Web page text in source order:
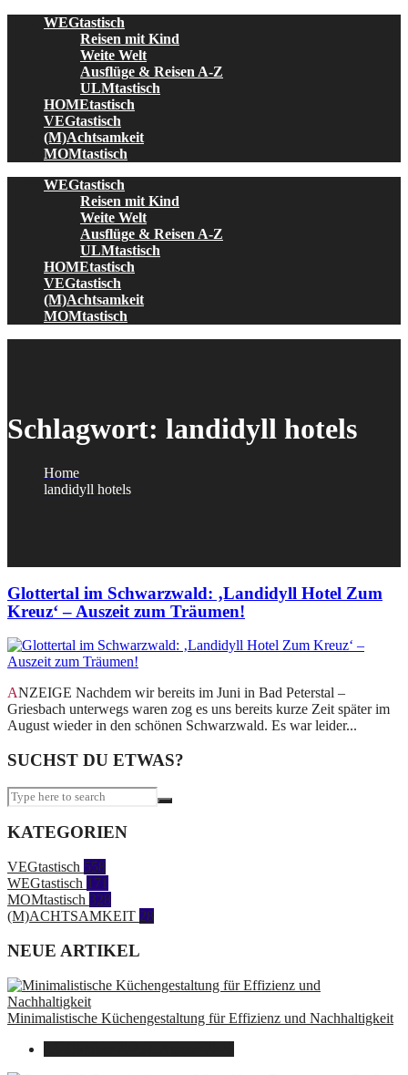
WEGtastisch
Reisen mit Kind
Weite Welt
Ausflüge & Reisen A-Z
ULMtastisch
HOMEtastisch
VEGtastisch
(M)Achtsamkeit
MOMtastisch
WEGtastisch
Reisen mit Kind
Weite Welt
Ausflüge & Reisen A-Z
ULMtastisch
HOMEtastisch
VEGtastisch
(M)Achtsamkeit
MOMtastisch
Schlagwort: landidyll hotels
Home
landidyll hotels
Glottertal im Schwarzwald: ‚Landidyll Hotel Zum
Kreuz‘ – Auszeit zum Träumen!
ANZEIGE Nachdem wir bereits im Juni in Bad Peterstal –
Griesbach unterwegs waren zog es uns bereits kurze Zeit später im
August wieder in den schönen Schwarzwald. Es war leider...
SUCHST DU ETWAS?
KATEGORIEN
VEGtastisch 558
WEGtastisch 171
MOMtastisch 328
(M)ACHTSAMKEIT 28
NEUE ARTIKEL
Minimalistische Küchengestaltung für Effizienz und Nachhaltigkeit